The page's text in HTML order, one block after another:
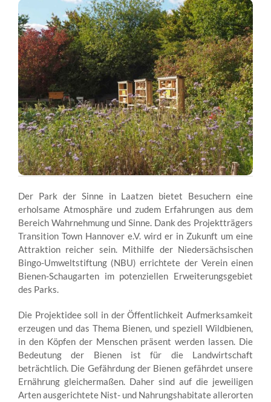
Der Park der Sinne in Laatzen bietet Besuchern eine
erholsame Atmosphäre und zudem Erfahrungen aus dem
Bereich Wahrnehmung und Sinne. Dank des Projektträgers
Transition Town Hannover e.V. wird er in Zukunft um eine
Attraktion reicher sein. Mithilfe der Niedersächsischen
Bingo-Umweltstiftung (NBU) errichtete der Verein einen
Bienen-Schaugarten im potenziellen Erweiterungsgebiet
des Parks.
Die Projektidee soll in der Öffentlichkeit Aufmerksamkeit
erzeugen und das Thema Bienen, und speziell Wildbienen,
in den Köpfen der Menschen präsent werden lassen. Die
Bedeutung der Bienen ist für die Landwirtschaft
beträchtlich. Die Gefährdung der Bienen gefährdet unsere
Ernährung gleichermaßen. Daher sind auf die jeweiligen
Arten ausgerichtete Nist- und Nahrungshabitate allerorten